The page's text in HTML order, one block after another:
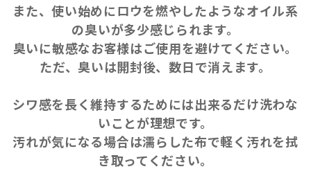
また、使い始めにロウを燃やしたようなオイル系
の臭いが多少感じられます。
臭いに敏感なお客様はご使用を避けてください。
ただ、臭いは開封後、数日で消えます。
シワ感を長く維持するためには出来るだけ洗わな
いことが理想です。
汚れが気になる場合は濡らした布で軽く汚れを拭
き取ってください。